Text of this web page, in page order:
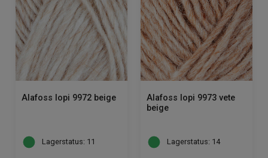
Alafoss lopi 9972 beige
Lagerstatus: 11
Alafoss lopi 9973 vete
beige
Lagerstatus: 14